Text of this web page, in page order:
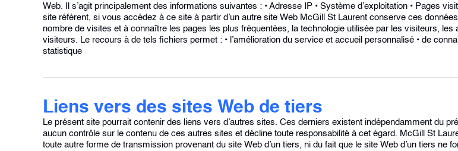
Web. Il s’agit principalement des informations suivantes : • Adresse IP • Système d’exploitation • Pages
site référent, si vous accédez à ce site à partir d’un autre site Web McGill St Laurent conserve ces
nombre de visites et à connaître les pages les plus fréquentées, la technologie utilisée par les visiteurs,
visiteurs. Le recours à de tels fichiers permet : • l’amélioration du service et accueil personnalisé • de
statistique
Liens vers des sites Web de tiers
Le présent site pourrait contenir des liens vers d’autres sites. Ces derniers existent indépendamment du
aucun contrôle sur le contenu de ces autres sites et décline toute responsabilité à cet égard. McGill St
toute autre forme de transmission provenant du site Web d’un tiers, ni du fait que le site Web d’un tiers ne